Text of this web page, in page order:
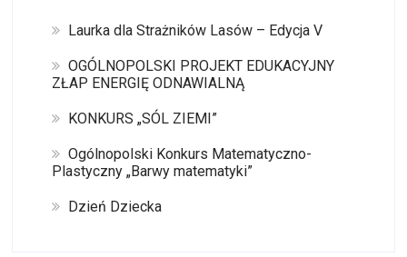
Laurka dla Strażników Lasów – Edycja V
OGÓLNOPOLSKI PROJEKT EDUKACYJNY
ZŁAP ENERGIĘ ODNAWIALNĄ
KONKURS „SÓL ZIEMI”
Ogólnopolski Konkurs Matematyczno-
Plastyczny „Barwy matematyki”
Dzień Dziecka